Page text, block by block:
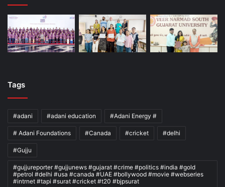
Tags
#adani #adani education #Adani Energy #
# Adani Foundations #Canada #cricket #delhi
#Gujju
#gujjureporter #gujjunews #gujarat #crime #politics #india #gold
#petrol #delhi #usa #canada #UAE #bollywood #movie #webseries
#intrnet #tapi #surat #cricket #t20 #bjpsurat